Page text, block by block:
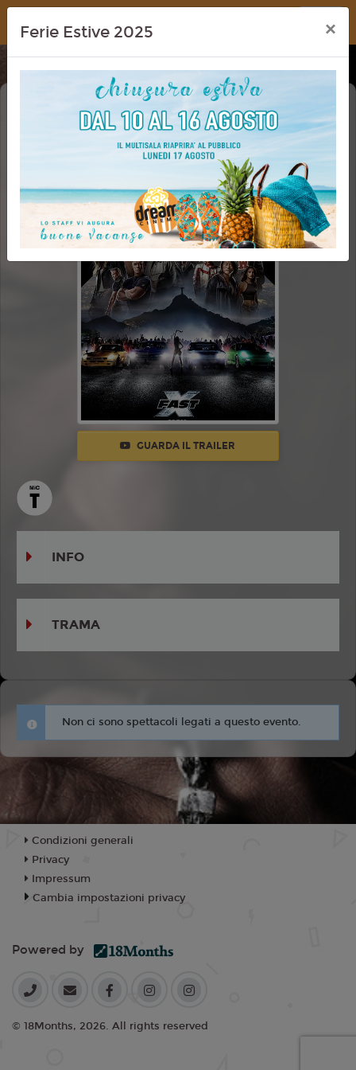
Dream Cinema
FAST X
GUARDA IL TRAILER
INFO
TRAMA
Non ci sono spettacoli legati a questo evento.
Ferie Estive 2025 ×
Condizioni generali
Privacy
Impressum
Cambia impostazioni privacy
Powered by
© 18Months, 2026. All rights reserved